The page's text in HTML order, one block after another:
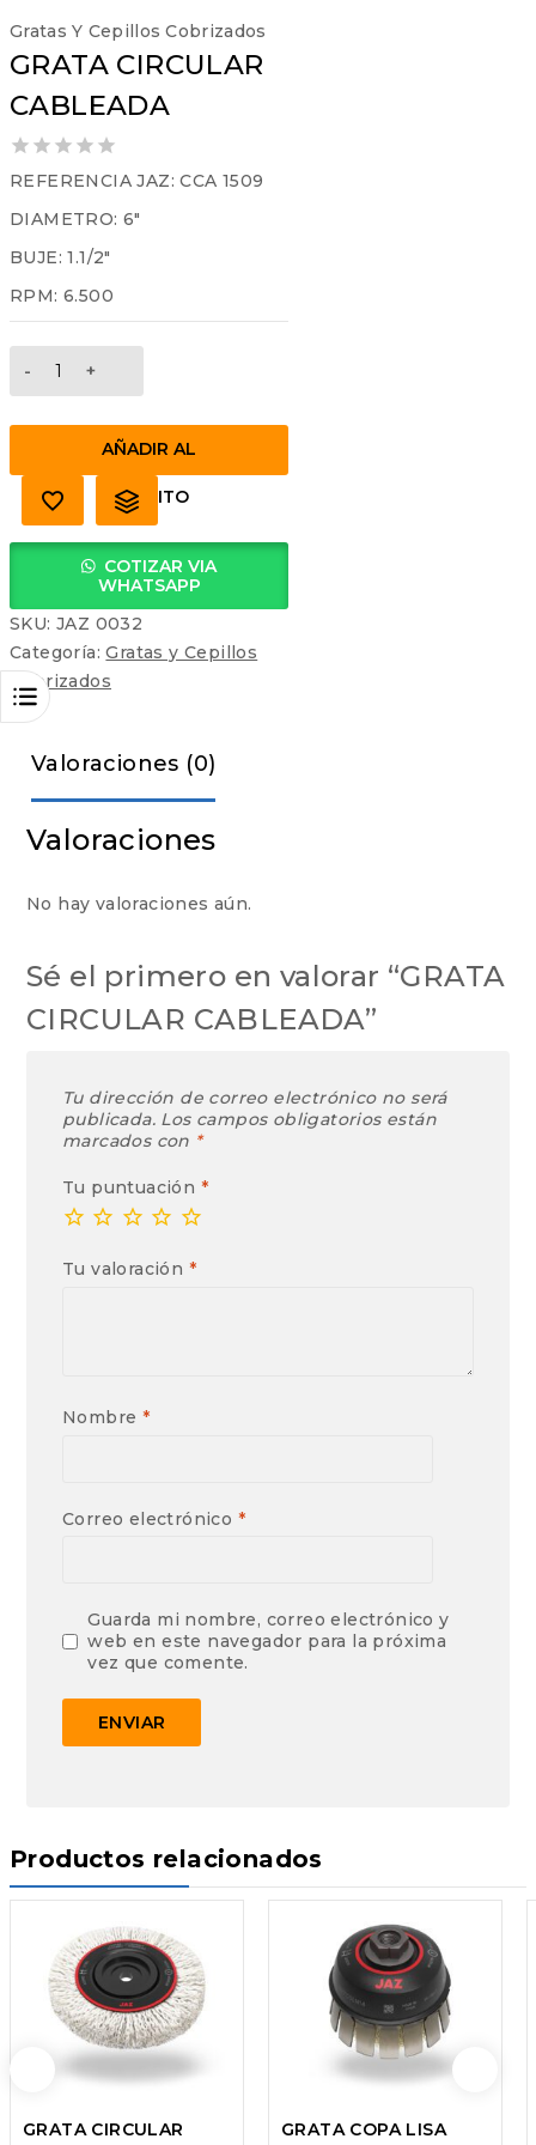
Gratas Y Cepillos Cobrizados
GRATA CIRCULAR
CABLEADA
0
of
REFERENCIA JAZ: CCA 1509
DIAMETRO: 6″
BUJE: 1.1/2″
RPM: 6.500
GRATA
cantidadAÑADIR AL
CARRITO
COTIZAR VIA
WHATSAPP
SKU: JAZ 0032
Categoría:Gratas y Cepillos
Cobrizados
Valoraciones (0)
Valoraciones
No hay valoraciones aún.
Sé el primero en valorar “GRATA
CIRCULAR CABLEADA”
Tu dirección de correo electrónico no será
publicada. Los campos obligatorios están
marcados con *
Tu puntuación *
Tu valoración *
Nombre *
Correo electrónico *
Guarda mi nombre, correo electrónico y
web en este navegador para la próxima
vez que comente.
Productos relacionados
GRATA CIRCULAR
GRATA COPA LISA